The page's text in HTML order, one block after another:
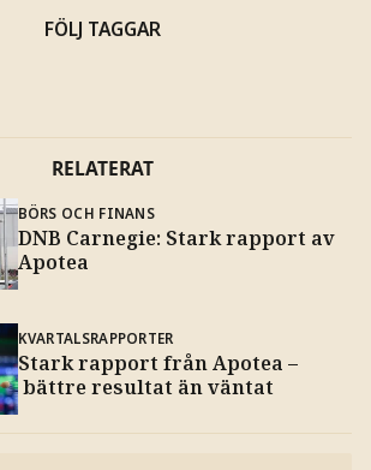
FÖLJ TAGGAR
RELATERAT
BÖRS OCH FINANS
DNB Carnegie: Stark rapport av
Apotea
KVARTALSRAPPORTER
Stark rapport från Apotea –
bättre resultat än väntat